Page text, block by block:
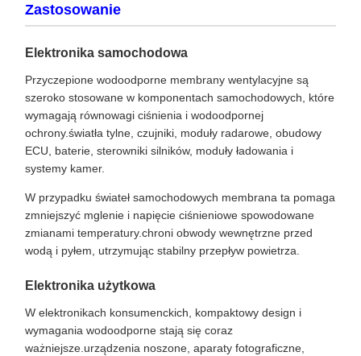
Zastosowanie
Elektronika samochodowa
Przyczepione wodoodporne membrany wentylacyjne są
szeroko stosowane w komponentach samochodowych, które
wymagają równowagi ciśnienia i wodoodpornej
ochrony.światła tylne, czujniki, moduły radarowe, obudowy
ECU, baterie, sterowniki silników, moduły ładowania i
systemy kamer.
W przypadku świateł samochodowych membrana ta pomaga
zmniejszyć mglenie i napięcie ciśnieniowe spowodowane
zmianami temperatury.chroni obwody wewnętrzne przed
wodą i pyłem, utrzymując stabilny przepływ powietrza.
Elektronika użytkowa
W elektronikach konsumenckich, kompaktowy design i
wymagania wodoodporne stają się coraz
ważniejsze.urządzenia noszone, aparaty fotograficzne,